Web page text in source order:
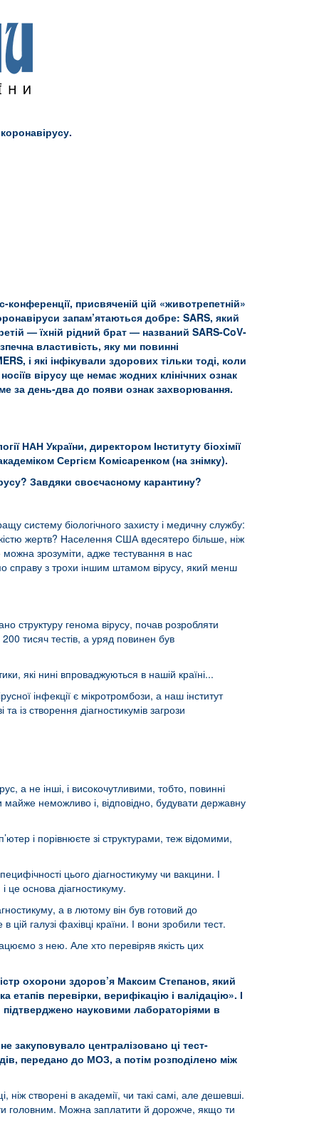
присвяченій цій «животрепетній»
запам’ятаються добре: SARS, який
— їхній рідний брат — названий SARS-CoV-
властивість, яку ми повинні
і які інфікували здорових тільки тоді, коли
вірусу ще немає жодних клінічних ознак
за день-два до появи ознак захворювання.
НАН України, директором Інституту біохімії
Сергієм Комісаренком (на знімку).
Завдяки своєчасному карантину?
систему біологічного захисту і медичну службу:
жертв? Населення США вдесятеро більше, ніж
можна зрозуміти, адже тестування в нас
справу з трохи іншим штамом вірусу, який менш
структуру генома вірусу, почав розробляти
тисяч тестів, а уряд повинен був
які нині впроваджуються в нашій країні...
інфекції є мікротромбози, а наш інститут
із створення діагностикумів загрози
а не інші, і високочутливими, тобто, повинні
неможливо і, відповідно, будувати державну
і порівнюєте зі структурами, теж відомими,
цього діагностикуму чи вакцини. І
це основа діагностикуму.
а в лютому він був готовий до
галузі фахівці країни. І вони зробили тест.
з нею. Але хто перевіряв якість цих
охорони здоров’я Максим Степанов, який
перевірки, верифікацію і валідацію». І
підтверджено науковими лабораторіями в
закуповувало централізовано ці тест-
передано до МОЗ, а потім розподілено між
створені в академії, чи такі самі, але дешевші.
головним. Можна заплатити й дорожче, якщо ти